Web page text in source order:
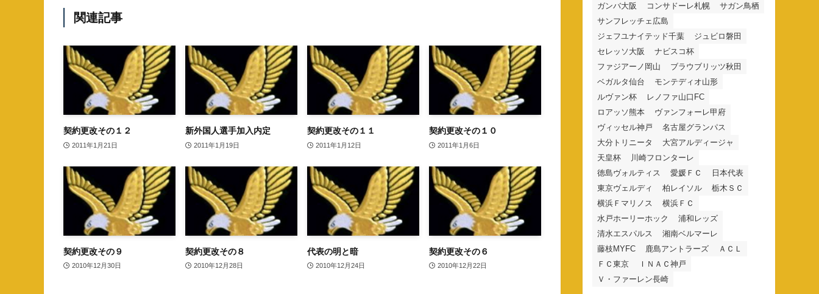
関連記事
契約更改その１２
2011年1月21日
新外国人選手加入内定
2011年1月19日
契約更改その１１
2011年1月12日
契約更改その１０
2011年1月6日
契約更改その９
2010年12月30日
契約更改その８
2010年12月28日
代表の明と暗
2010年12月24日
契約更改その６
2010年12月22日
ガンバ大阪
コンサドーレ札幌
サガン鳥栖
サンフレッチェ広島
ジェフユナイテッド千葉
ジュビロ磐田
セレッソ大阪
ナビスコ杯
ファジアーノ岡山
ブラウブリッツ秋田
ベガルタ仙台
モンテディオ山形
ルヴァン杯
レノファ山口FC
ロアッソ熊本
ヴァンフォーレ甲府
ヴィッセル神戸
名古屋グランパス
大分トリニータ
大宮アルディージャ
天皇杯
川崎フロンターレ
徳島ヴォルティス
愛媛ＦＣ
日本代表
東京ヴェルディ
柏レイソル
栃木ＳＣ
横浜Ｆマリノス
横浜ＦＣ
水戸ホーリーホック
浦和レッズ
清水エスパルス
湘南ベルマーレ
藤枝MYFC
鹿島アントラーズ
ＡＣＬ
ＦＣ東京
ＩＮＡＣ神戸
Ｖ・ファーレン長崎